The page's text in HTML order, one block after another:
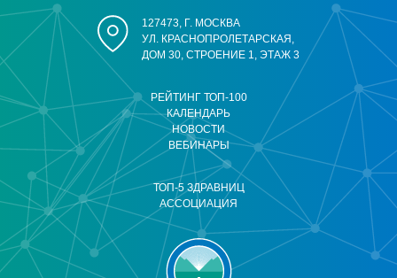
РЕЙТИНГ ТОП-100
КАЛЕНДАРЬ
НОВОСТИ
ВЕБИНАРЫ
ТОП-5 ЗДРАВНИЦ
АССОЦИАЦИЯ
127473, Г. МОСКВА
УЛ. КРАСНОПРОЛЕТАРСКАЯ,
ДОМ 30, СТРОЕНИЕ 1, ЭТАЖ 3